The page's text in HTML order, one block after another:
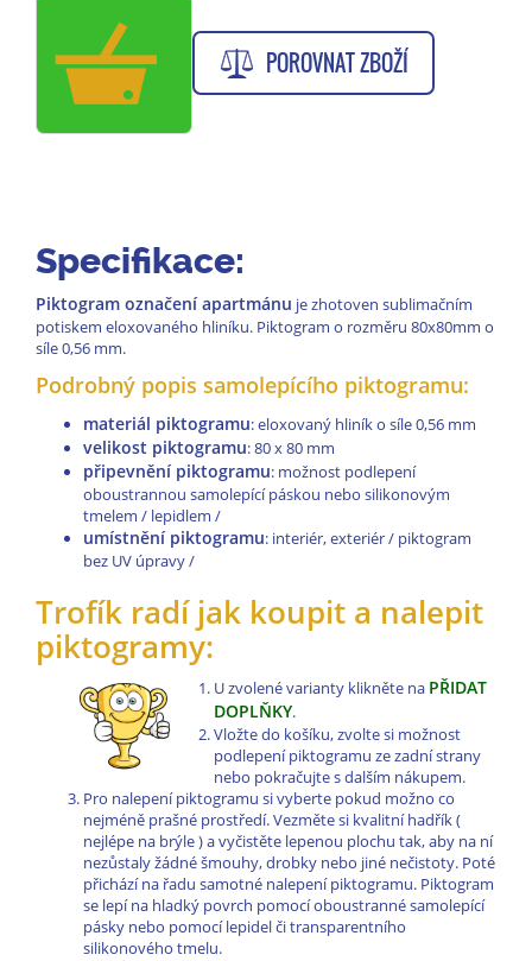
POROVNAT ZBOŽÍ
Specifikace:
Piktogram označení apartmánu je zhotoven sublimačním
potiskem eloxovaného hliníku. Piktogram o rozměru 80x80mm o
síle 0,56 mm.
Podrobný popis samolepícího piktogramu:
materiál piktogramu: eloxovaný hliník o síle 0,56 mm
velikost piktogramu: 80 x 80 mm
připevnění piktogramu: možnost podlepení
oboustrannou samolepící páskou nebo silikonovým
tmelem / lepidlem /
umístnění piktogramu: interiér, exteriér / piktogram
bez UV úpravy /
Trofík radí jak koupit a nalepit
piktogramy:
U zvolené varianty klikněte na PŘIDAT
DOPLŇKY.
Vložte do košíku, zvolte si možnost
podlepení piktogramu ze zadní strany
nebo pokračujte s dalším nákupem.
Pro nalepení piktogramu si vyberte pokud možno co
nejméně prašné prostředí. Vezměte si kvalitní hadřík (
nejlépe na brýle ) a vyčistěte lepenou plochu tak, aby na ní
nezůstaly žádné šmouhy, drobky nebo jiné nečistoty. Poté
přichází na řadu samotné nalepení piktogramu. Piktogram
se lepí na hladký povrch pomocí oboustranné samolepící
pásky nebo pomocí lepidel či transparentního
silikonového tmelu.